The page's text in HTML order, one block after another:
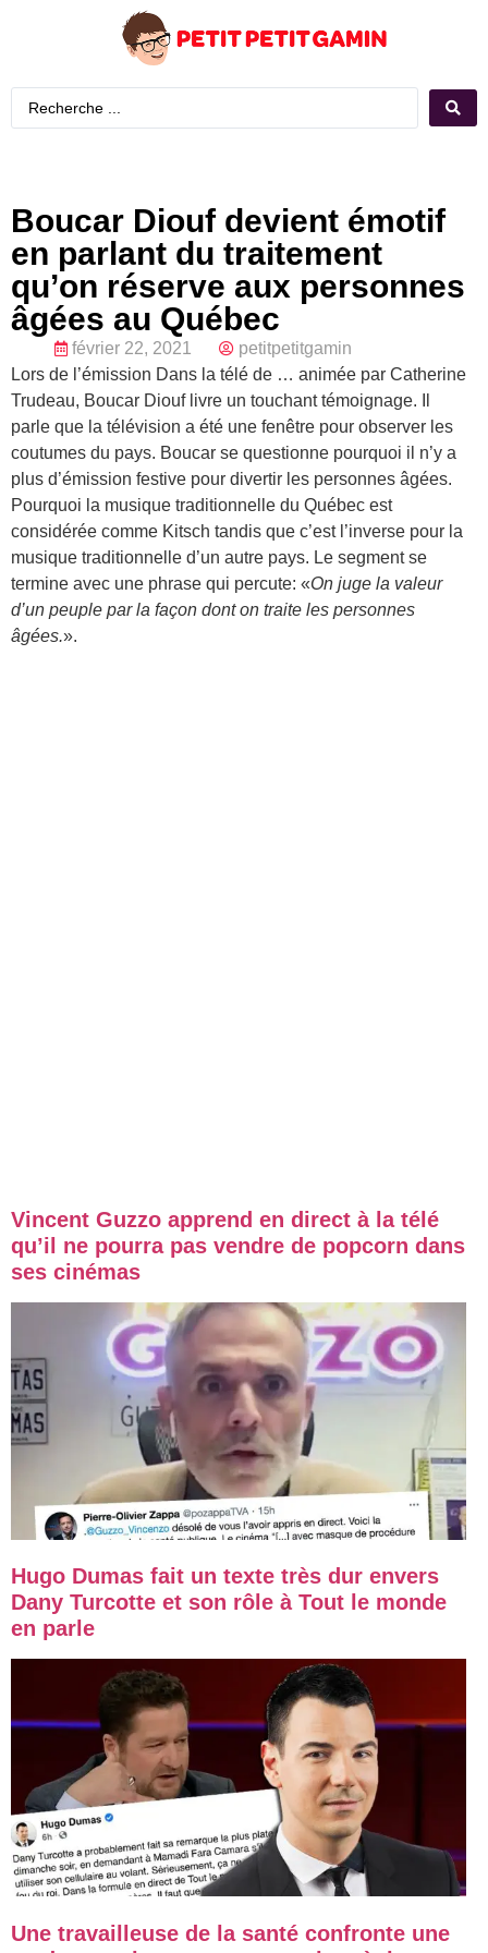
Boucar Diouf devient émotif
en parlant du traitement
qu’on réserve aux personnes
âgées au Québec
février 22, 2021
petitpetitgamin
Lors de l’émission Dans la télé de … animée par Catherine
Trudeau, Boucar Diouf livre un touchant témoignage. Il
parle que la télévision a été une fenêtre pour observer les
coutumes du pays. Boucar se questionne pourquoi il n’y a
plus d’émission festive pour divertir les personnes âgées.
Pourquoi la musique traditionnelle du Québec est
considérée comme Kitsch tandis que c’est l’inverse pour la
musique traditionnelle d’un autre pays. Le segment se
termine avec une phrase qui percute: «On juge la valeur
d’un peuple par la façon dont on traite les personnes
âgées.».
Vincent Guzzo apprend en direct à la télé
qu’il ne pourra pas vendre de popcorn dans
ses cinémas
Hugo Dumas fait un texte très dur envers
Dany Turcotte et son rôle à Tout le monde
en parle
Une travailleuse de la santé confronte une